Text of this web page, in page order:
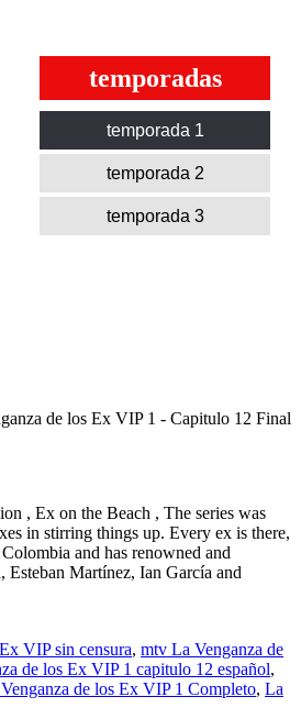
temporadas
temporada 1
temporada 2
temporada 3
de los Ex VIP 1 - Capitulo 12 Final
, Ex on the Beach , The series was
in stirring things up. Every ex is there,
and has renowned and
Martínez, Ian García and
VIP sin censura, mtv La Venganza de
de los Ex VIP 1 capitulo 12 español,
de los Ex VIP 1 Completo, La